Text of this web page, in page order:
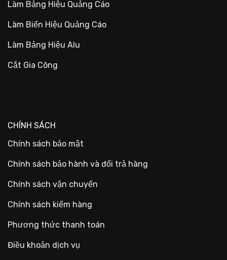
Làm Bảng Hiệu Quảng Cáo
Làm Biển Hiệu Quảng Cáo
Làm Bảng Hiệu Alu
Cắt Gia Công
CHÍNH SÁCH
Chính sách bảo mật
Chính sách bảo hành và đổi trả hàng
Chính sách vận chuyển
Chính sách kiểm hàng
Phương thức thanh toán
Điều khoản dịch vụ